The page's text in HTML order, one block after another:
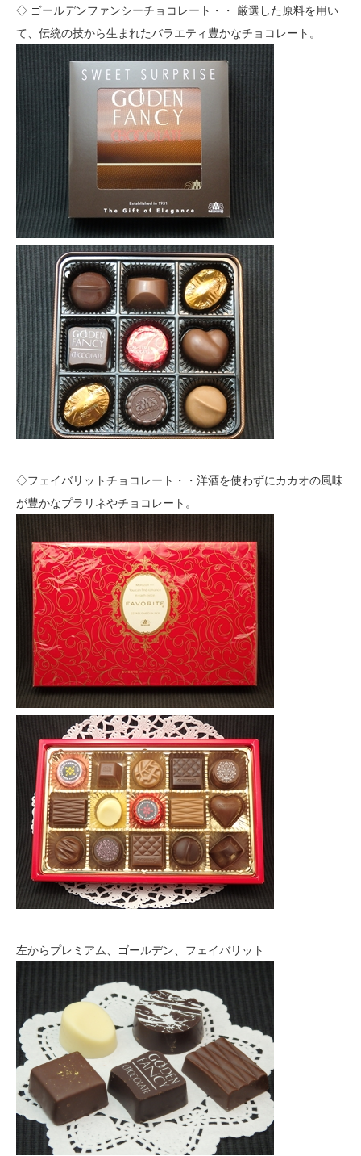
◇ ゴールデンファンシーチョコレート・・ 厳選した原料を用い
て、伝統の技から生まれたバラエティ豊かなチョコレート。
◇フェイバリットチョコレート・・洋酒を使わずにカカオの風味
が豊かなプラリネやチョコレート。
左からプレミアム、ゴールデン、フェイバリット